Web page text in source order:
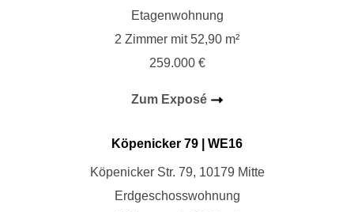
Etagenwohnung
2 Zimmer mit 52,90 m²
259.000 €
Zum Exposé
Köpenicker 79 | WE16
Köpenicker Str. 79, 10179 Mitte
Erdgeschosswohnung